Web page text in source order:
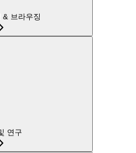
& 브라우징
연구